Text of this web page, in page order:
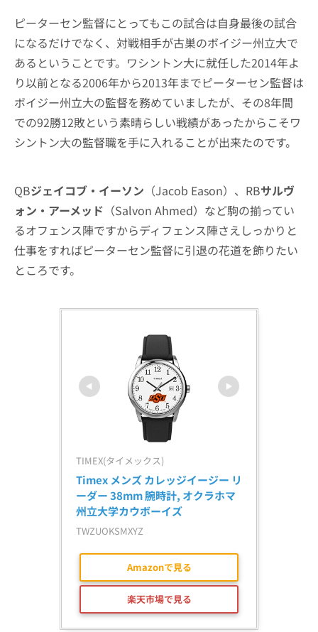
ピーターセン監督にとってもこの試合は自身最後の試合
になるだけでなく、対戦相手が古巣のボイジー州立大で
あるということです。ワシントン大に就任した2014年よ
り以前となる2006年から2013年までピーターセン監督は
ボイジー州立大の監督を務めていましたが、その8年間
での92勝12敗という素晴らしい戦績があったからこそワ
シントン大の監督職を手に入れることが出来たのです。
QBジェイコブ・イーソン （Jacob Eason）、RBサルヴ
ォン・アーメッド （Salvon Ahmed）など駒の揃ってい
るオフェンス陣ですからディフェンス陣さえしっかりと
仕事をすればピーターセン監督に引退の花道を飾りたい
ところです。
TIMEX(タイメックス)
Timex メンズ カレッジイージー リ
ーダー 38mm 腕時計, オクラホマ
州立大学カウボーイズ
TWZUOKSMXYZ
Amazonで見る
楽天市場で見る